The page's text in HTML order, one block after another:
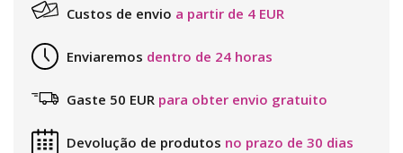
Custos de envio a partir de 4 EUR
Enviaremos dentro de 24 horas
Gaste 50 EUR para obter envio gratuito
Devolução de produtos no prazo de 30 dias